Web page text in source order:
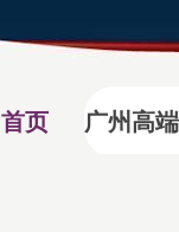
首页 广州高